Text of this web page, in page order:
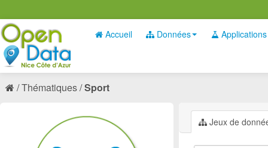
Accueil Données Applications
Thématiques Sport
Jeux de